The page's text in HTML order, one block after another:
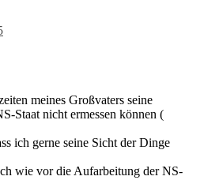
meines Großvaters seine
Staat nicht ermessen können (
ich gerne seine Sicht der Dinge
wie vor die Aufarbeitung der NS-